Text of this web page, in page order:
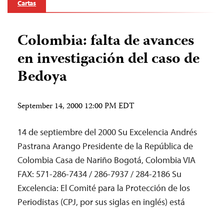
Cartas
Colombia: falta de avances
en investigación del caso de
Bedoya
September 14, 2000 12:00 PM EDT
14 de septiembre del 2000 Su Excelencia Andrés
Pastrana Arango Presidente de la República de
Colombia Casa de Nariño Bogotá, Colombia VIA
FAX: 571-286-7434 / 286-7937 / 284-2186 Su
Excelencia: El Comité para la Protección de los
Periodistas (CPJ, por sus siglas en inglés) está